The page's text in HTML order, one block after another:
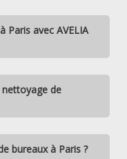
Paris avec AVELIA
de
bureaux à Paris ?